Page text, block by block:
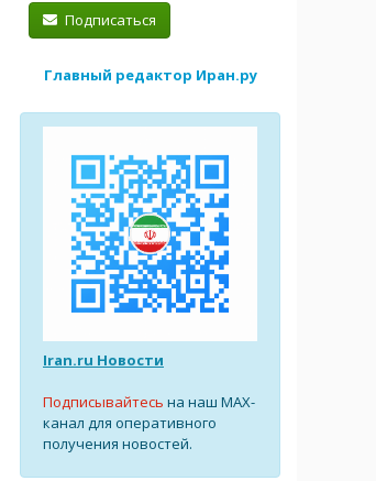
Подписаться
Главный редактор Иран.ру
Iran.ru Новости
Подписывайтесь на наш MAX-
канал для оперативного
получения новостей.